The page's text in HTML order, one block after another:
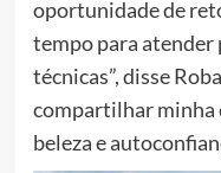
oportunidade de
tempo para atender
técnicas”, disse
compartilhar minha
beleza e